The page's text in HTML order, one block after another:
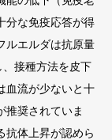
分な免疫応答が得
ルエルダは抗原量
接種方法を皮下
血流が少ないと十
推奨されていま
抗体上昇が認めら